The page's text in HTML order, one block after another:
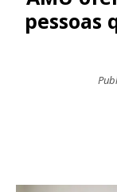
pessoas